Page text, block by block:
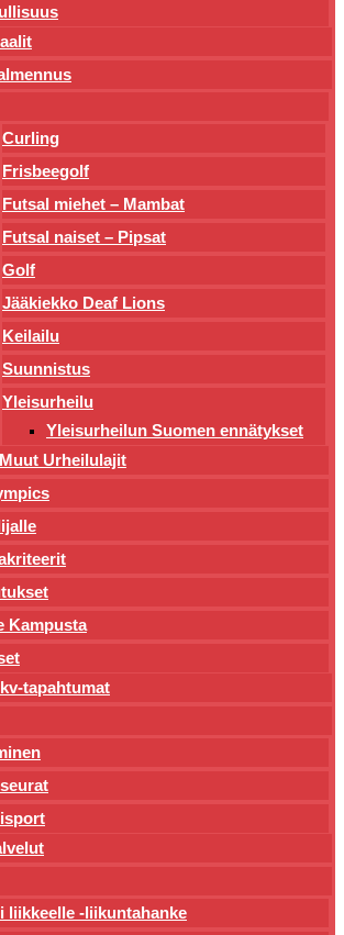
Curling
Frisbeegolf
Futsal miehet – Mambat
Futsal naiset – Pipsat
Golf
Jääkiekko Deaf Lions
Keilailu
Suunnistus
Yleisurheilu
Yleisurheilun Suomen ennätykset
Muut Urheilulajit
Kampusta
tapahtumat
liikkeelle -liikuntahanke